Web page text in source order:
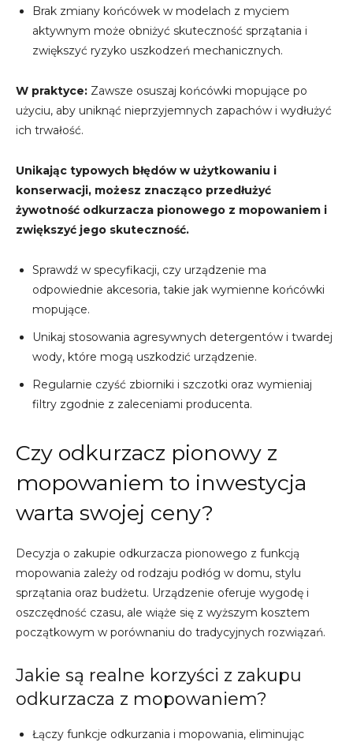
Brak zmiany końcówek w modelach z myciem
aktywnym może obniżyć skuteczność sprzątania i
zwiększyć ryzyko uszkodzeń mechanicznych.
W praktyce: Zawsze osuszaj końcówki mopujące po
użyciu, aby uniknąć nieprzyjemnych zapachów i wydłużyć
ich trwałość.
Unikając typowych błędów w użytkowaniu i
konserwacji, możesz znacząco przedłużyć
żywotność odkurzacza pionowego z mopowaniem i
zwiększyć jego skuteczność.
Sprawdź w specyfikacji, czy urządzenie ma
odpowiednie akcesoria, takie jak wymienne końcówki
mopujące.
Unikaj stosowania agresywnych detergentów i twardej
wody, które mogą uszkodzić urządzenie.
Regularnie czyść zbiorniki i szczotki oraz wymieniaj
filtry zgodnie z zaleceniami producenta.
Czy odkurzacz pionowy z
mopowaniem to inwestycja
warta swojej ceny?
Decyzja o zakupie odkurzacza pionowego z funkcją
mopowania zależy od rodzaju podłóg w domu, stylu
sprzątania oraz budżetu. Urządzenie oferuje wygodę i
oszczędność czasu, ale wiąże się z wyższym kosztem
początkowym w porównaniu do tradycyjnych rozwiązań.
Jakie są realne korzyści z zakupu
odkurzacza z mopowaniem?
Łączy funkcje odkurzania i mopowania, eliminując